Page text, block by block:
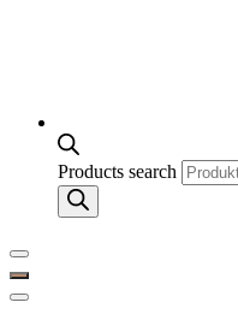
Products search